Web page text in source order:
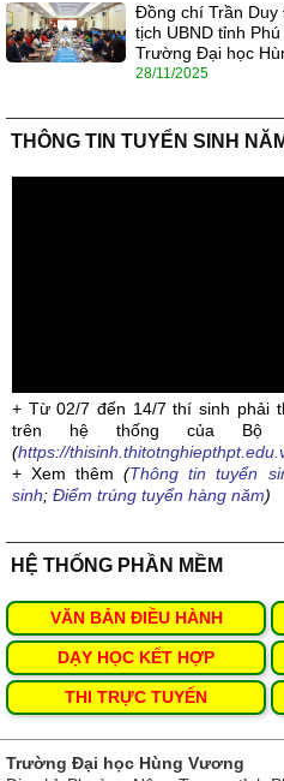
Đồng chí Trần Duy
tịch UBND tỉnh
Trường Đại học
28/11/2025
THÔNG TIN TUYỂN SINH
+ Từ 02/7 đến 14/7 thí sinh phải
trên hệ thống của Bộ
(https://
+ Xem thêm(Thông tin tuyển
sinh; Điểm trúng tuyển hàng năm)
HỆ THỐNG PHẦN MỀM
VĂN BẢN ĐIỀU HÀNH
DẠY HỌC KẾT HỢP
THI TRỰC TUYẾN
Trường Đại học Hùng Vương